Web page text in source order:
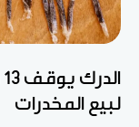
لبيع المخدرات